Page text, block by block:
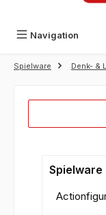
Navigation
Spielware Denk- &
Spielware